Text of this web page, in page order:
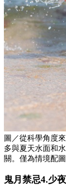
圖／從科學角度
多與夏天水面和
關。僅為情境配
鬼月禁忌4.少